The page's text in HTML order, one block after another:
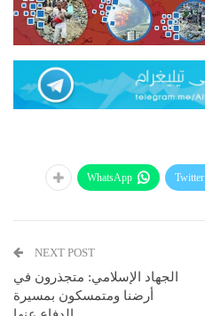
Twitter
WhatsApp
NEXT POST
الجهاد الإسلامي: متجذرون في
أرضنا ومتمسكون بمسيرة